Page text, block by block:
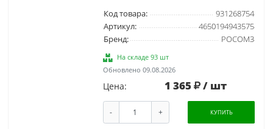
Код товара:
931268754
Артикул:
4650194943575
Бренд:
РОСОМЗ
На складе 93 шт
Обновлено 09.08.2026
Цена: 1 365 / шт
- + КУПИТЬ